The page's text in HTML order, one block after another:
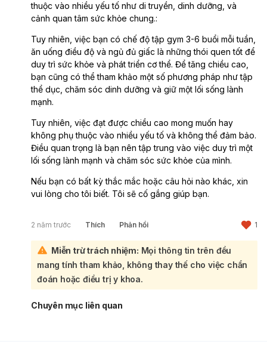
thuộc vào nhiều yếu tố như di truyền, dinh dưỡng, và
cảnh quan tâm sức khỏe chung.:
Tuy nhiên, việc bạn có chế độ tập gym 3-6 buổi mỗi tuần,
ăn uống điều độ và ngủ đủ giấc là những thói quen tốt để
duy trì sức khỏe và phát triển cơ thể. Để tăng chiều cao,
bạn cũng có thể tham khảo một số phương pháp như tập
thể dục, chăm sóc dinh dưỡng và giữ một lối sống lành
mạnh.
Tuy nhiên, việc đạt được chiều cao mong muốn hay
không phụ thuộc vào nhiều yếu tố và không thể đảm bảo.
Điều quan trọng là bạn nên tập trung vào việc duy trì một
lối sống lành mạnh và chăm sóc sức khỏe của mình.
Nếu bạn có bất kỳ thắc mắc hoặc câu hỏi nào khác, xin
vui lòng cho tôi biết. Tôi sẽ cố gắng giúp bạn.
2 năm trước Thích Phản hồi 1
Miễn trừ trách nhiệm: Mọi thông tin trên đều
mang tính tham khảo, không thay thế cho việc chẩn
đoán hoặc điều trị y khoa.
Chuyên mục liên quan